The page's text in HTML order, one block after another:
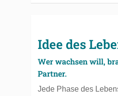
Idee des
Wer wachsen will,
Partner.
Jede Phase des